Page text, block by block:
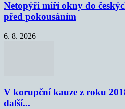
Netopýři míří okny do
před pokousáním
6. 8. 2026
V korupční kauze z roku
další...